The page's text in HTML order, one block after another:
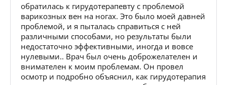
обратилась к гирудотерапевту с проблемой
варикозных вен на ногах. Это было моей давней
проблемой, и я пыталась справиться с ней
различными способами, но результаты были
недостаточно эффективными, иногда и вовсе
нулевыми.. Врач был очень доброжелателен и
внимателен к моим проблемам. Он провел
осмотр и подробно объяснил, как гирудотерапия